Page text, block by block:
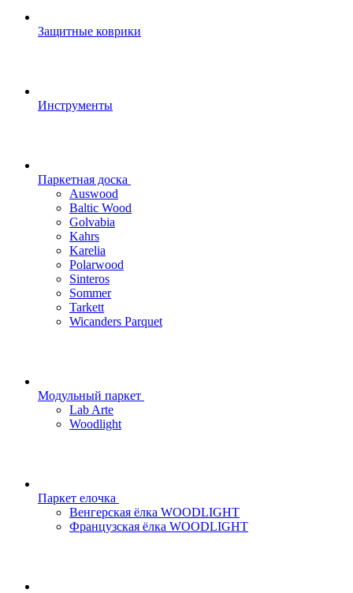
Защитные коврики
Инструменты
Паркетная доска
Auswood
Baltic Wood
Golvabia
Kahrs
Karelia
Polarwood
Sinteros
Sommer
Tarkett
Wicanders Parquet
Модульный паркет
Lab Arte
Woodlight
Паркет елочка
Венгерская ёлка WOODLIGHT
Французская ёлка WOODLIGHT